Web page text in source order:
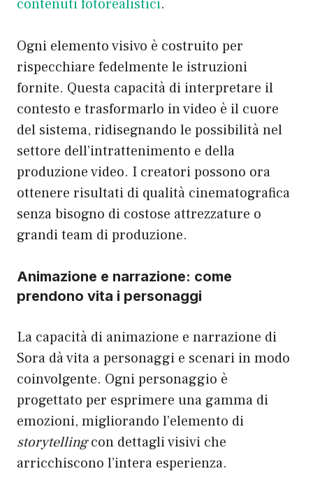
contenuti fotorealistici.
Ogni elemento visivo è costruito per
rispecchiare fedelmente le istruzioni
fornite. Questa capacità di interpretare il
contesto e trasformarlo in video è il cuore
del sistema, ridisegnando le possibilità nel
settore dell’intrattenimento e della
produzione video. I creatori possono ora
ottenere risultati di qualità cinematografica
senza bisogno di costose attrezzature o
grandi team di produzione.
Animazione e narrazione: come
prendono vita i personaggi
La capacità di animazione e narrazione di
Sora dà vita a personaggi e scenari in modo
coinvolgente. Ogni personaggio è
progettato per esprimere una gamma di
emozioni, migliorando l’elemento di
storytellingcon dettagli visivi che
arricchiscono l’intera esperienza.